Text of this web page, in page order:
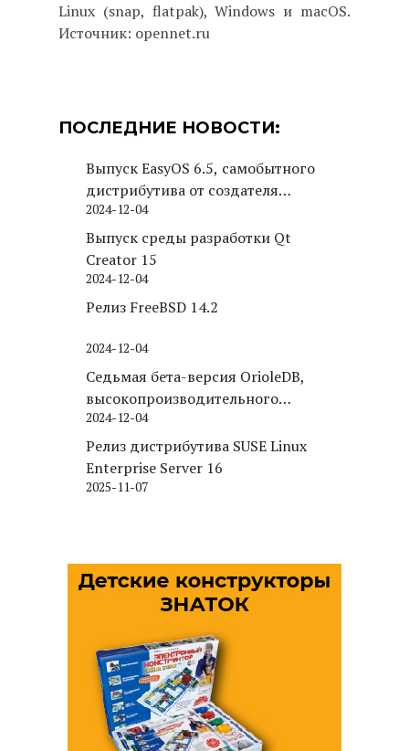
Linux (snap, flatpak), Windows и macOS.
Источник: opennet.ru
ПОСЛЕДНИЕ НОВОСТИ:
Выпуск EasyOS 6.5, самобытного
дистрибутива от создателя
Puppy Linux
2024-12-04
Выпуск среды разработки Qt
Creator 15
2024-12-04
Релиз FreeBSD 14.2
2024-12-04
Седьмая бета-версия OrioleDB,
высокопроизводительного
движка хранения для PostgreSQL
2024-12-04
Релиз дистрибутива SUSE Linux
Enterprise Server 16
2025-11-07